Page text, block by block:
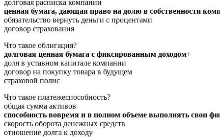
долговая расписка компании
ценная бумага, дающая право на долю в собственности
обязательство вернуть деньги с процентами
договор страхования
Что такое облигация?
долговая ценная бумага с фиксированным доходом+
доля в уставном капитале компании
договор на покупку товара в будущем
страховой полис
Что такое платежеспособность?
общая сумма активов
способность вовремя и в полном объеме выполнять свои
скорость оборота денежных средств
отношение долга к доходу